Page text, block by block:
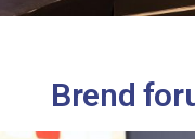
Brend